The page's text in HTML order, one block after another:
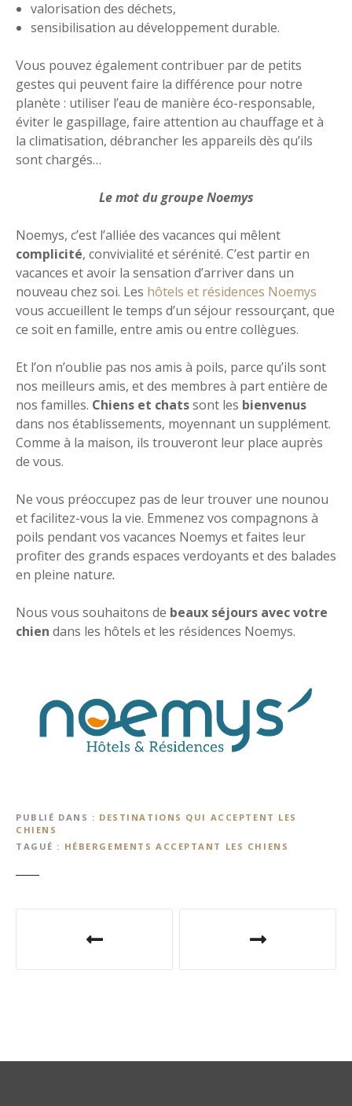
valorisation des déchets,
sensibilisation au développement durable.
Vous pouvez également contribuer par de petits
gestes qui peuvent faire la différence pour notre
planète : utiliser l’eau de manière éco-responsable,
éviter le gaspillage, faire attention au chauffage et à
la climatisation, débrancher les appareils dès qu’ils
sont chargés…
Le mot du groupe Noemys
Noemys, c’est l’alliée des vacances qui mêlent
complicité, convivialité et sérénité. C’est partir en
vacances et avoir la sensation d’arriver dans un
nouveau chez soi. Les hôtels et résidences Noemys
vous accueillent le temps d’un séjour ressourçant, que
ce soit en famille, entre amis ou entre collègues.
Et l’on n’oublie pas nos amis à poils, parce qu’ils sont
nos meilleurs amis, et des membres à part entière de
nos familles. Chiens et chatssont les bienvenus
dans nos établissements, moyennant un supplément.
Comme à la maison, ils trouveront leur place auprès
de vous.
Ne vous préoccupez pas de leur trouver une nounou
et facilitez-vous la vie. Emmenez vos compagnons à
poils pendant vos vacances Noemys et faites leur
profiter des grands espaces verdoyants et des balades
en pleine nature.
Nous vous souhaitons de beaux séjours avec votre
chien dans les hôtels et les résidences Noemys.
PUBLIÉ DANS
DESTINATIONS QUI ACCEPTENT LES
CHIENS
TAGUÉ
HÉBERGEMENTS ACCEPTANT LES CHIENS